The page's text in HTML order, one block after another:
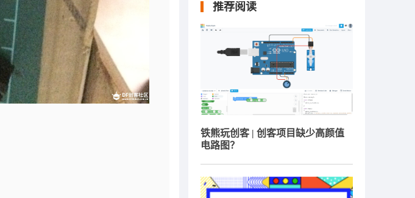
推荐阅读
铁熊玩创客 | 创客项目缺少高颜值
电路图？